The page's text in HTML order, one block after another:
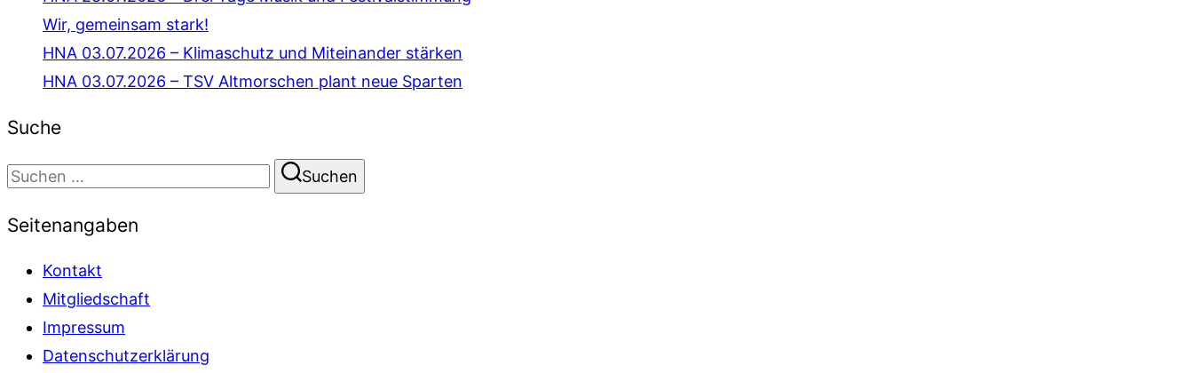
Wir, gemeinsam stark!
HNA 03.07.2026 – Klimaschutz und Miteinander stärken
HNA 03.07.2026 – TSV Altmorschen plant neue Sparten
Suche
Suchen
Suchen
Seitenangaben
Kontakt
Mitgliedschaft
Impressum
Datenschutzerklärung